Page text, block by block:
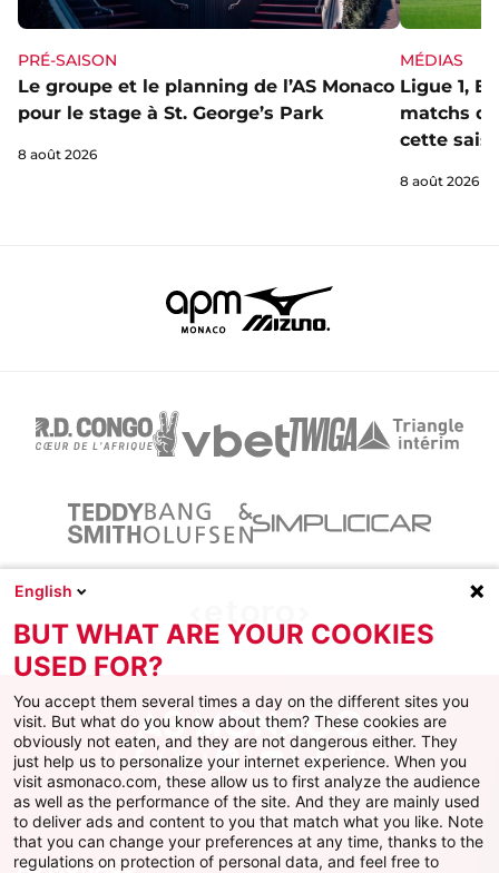
PRÉ-SAISON
Le groupe et le planning de l’AS Monaco
pour le stage à St. George’s Park
8 août 2026
MÉDIAS
Ligue 1,
matchs
cette
8 août 2026
Facebook
X Instagram
YoutubeTikTokTwitch
AS MONACO
English
BUT WHAT ARE YOUR COOKIES
USED FOR?
You accept them several times a day on the different sites you
visit. But what do you know about them? These cookies are
obviously not eaten, and they are not dangerous either. They
just help us to personalize your internet experience. When you
visit asmonaco.com, these allow us to first analyze the audience
as well as the performance of the site. And they are mainly used
to deliver ads and content to you that match what you like. Note
that you can change your preferences at any time, thanks to the
regulations on protection of personal data, and feel free to